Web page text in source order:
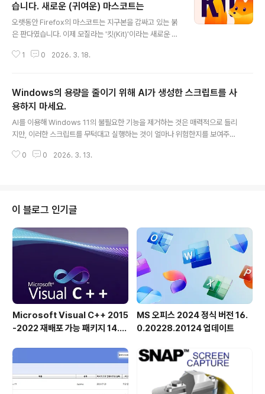
습니다. 새로운 (귀여운) 마스코트는
오랫동안 Firefox의 마스코트는 지구본을 감싸고 있는 붉
은 판다였습니다. 이제 모질라는 '킷(Kit)'이라는 새로운 마
내 지구본을 감싸고 있는 이름 없는 붉은 판다라는 상징적
던 로고보다 훨씬 더 친근한 느낌을 줍니다. 일본처럼 특정
지역에서는 폭스케(Foxkeh)라는 사랑받는 마스코트가 있
었지만, 지금까지는 모든 사용자를 아우르는 단일 캐릭터
는 없었습니다. 모질라는 "새로운 인터넷 시대"에 접어들었
으며, 사용자들이 파이어폭스를 사용할 때 따뜻함과 친숙
함을 느낄 수 있도록 새로운 마스코트가 필요하다고 밝혔
1 0 2026. 3. 18.
Windows의 용량을 줄이기 위해 AI가 생성한 스크립트를 사
용하지 마세요.
AI를 이용해 Windows 11의 불필요한 기능을 제거하는 것은 매력적으로 들리
지만, 이러한 스크립트를 무턱대고 실행하는 것이 얼마나 위험한지를 보여주는
거하는 데 사용할 수 있는 소프트웨어에 대해 정기적으로 다뤄왔습니다. 이러한
생하는 모든 위험은 사용자 본인이 감수해야 합니다"라는 경고 문구가 있습니
다. 개인적으로 저는 여러 가지 이유로 불필요한 기능 제거 스크립트 사용을 선
호하지 않습니다. 우선..
0 0 2026. 3. 13.
이 블로그 인기글
Microsoft Visual C++ 2015
-2022 재배포 가능 패키지 14.5
MS 오피스 2024 정식 버전 16.
0.20228.20124 업데이트